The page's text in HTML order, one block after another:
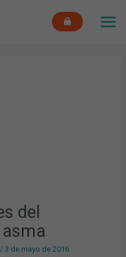
del
/3 de mayo de 2016